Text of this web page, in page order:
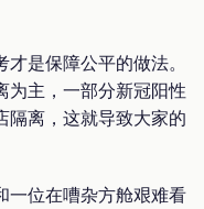
是保障公平的做法。
为主，一部分新冠阳性
隔离，这就导致大家的
一位在嘈杂方舱艰难看